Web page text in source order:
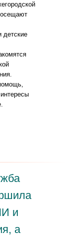
детские
и
а